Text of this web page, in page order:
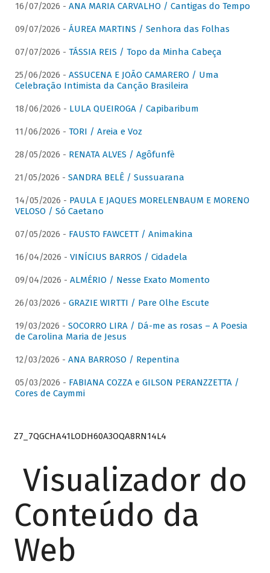
16/07/2026 - ANA MARIA CARVALHO / Cantigas do Tempo
09/07/2026 - ÁUREA MARTINS / Senhora das Folhas
07/07/2026 - TÁSSIA REIS / Topo da Minha Cabeça
25/06/2026 - ASSUCENA E JOÃO CAMARERO / Uma
Celebração Intimista da Canção Brasileira
18/06/2026 - LULA QUEIROGA / Capibaribum
11/06/2026 - TORI / Areia e Voz
28/05/2026 - RENATA ALVES / Agôfunfè
21/05/2026 - SANDRA BELÊ / Sussuarana
14/05/2026 - PAULA E JAQUES MORELENBAUM E MORENO
VELOSO / Só Caetano
07/05/2026 - FAUSTO FAWCETT / Animakina
16/04/2026 - VINÍCIUS BARROS / Cidadela
09/04/2026 - ALMÉRIO / Nesse Exato Momento
26/03/2026 - GRAZIE WIRTTI / Pare Olhe Escute
19/03/2026 - SOCORRO LIRA / Dá-me as rosas – A Poesia
de Carolina Maria de Jesus
12/03/2026 - ANA BARROSO / Repentina
05/03/2026 - FABIANA COZZA e GILSON PERANZZETTA /
Cores de Caymmi
Z7_7QGCHA41LODH60A3OQA8RN14L4
Visualizador do
Conteúdo da
Web